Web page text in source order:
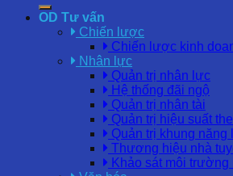
OD Tư vấn
Chiến lược
Chiến lược kinh
Nhân lực
Quản trị nhân lực
Hệ thống đãi ngộ
Quản trị nhân tài
Quản trị hiệu suất
Quản trị khung năng
Thương hiệu nhà
Khảo sát môi trường